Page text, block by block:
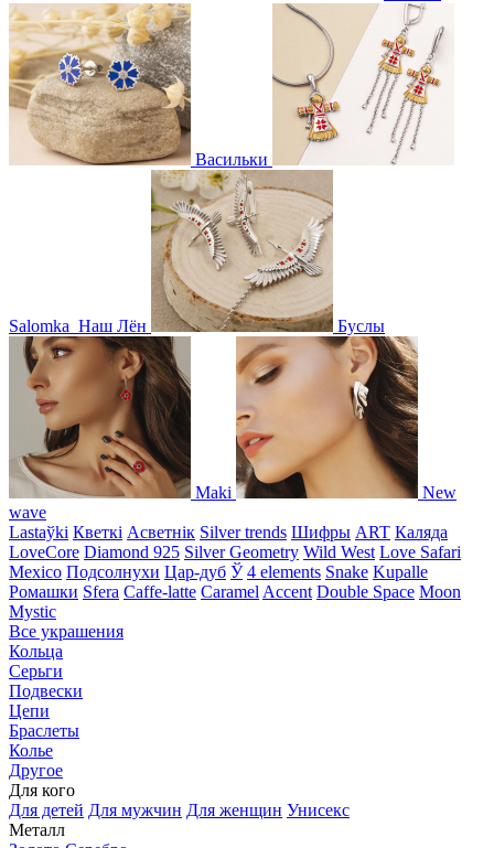
Васильки
Salomka Наш Лён Буслы
Maki
New
wave
Lastaўki Кветкі Асветнiк Silver trends Шифры ART Каляда
LoveCore Diamond 925 Silver Geometry Wild West Love Safari
Mexico Подсолнухи Цар-дуб Ў 4 elements Snake Kupalle
Ромашки Sfera Caffe-latte Caramel Accent Double Space Moon
Mystic
Все украшения
Кольца
Серьги
Подвески
Цепи
Браслеты
Колье
Другое
Для кого
Для детей Для мужчин Для женщин Унисекс
Металл